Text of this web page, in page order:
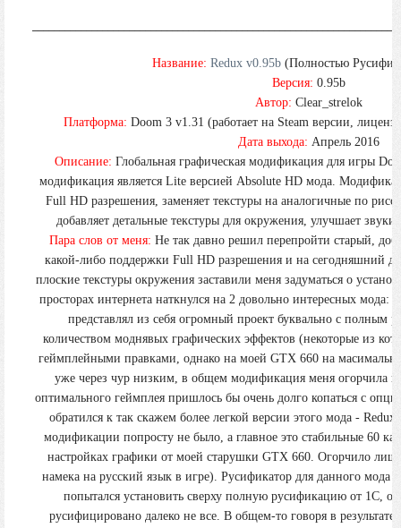
Название: Redux v0.95b(Полностью
Версия: 0.95b
Автор: Clear_strelok
Платформа: Doom 3 v1.31 (работает на Steam версии,
Дата выхода: Апрель 2016
Описание: Глобальная графическая модификация для игры
модификация является Lite версией Absolute HD мода.
Full HD разрешения, заменяет текстуры на аналогичные по
добавляет детальные текстуры для окружения, улучшает
Пара слов от меня: Не так давно решил перепройти старый,
какой-либо поддержки Full HD разрешения и на сегодняшний
плоские текстуры окружения заставили меня задуматься о
просторах интернета наткнулся на 2 довольно интересных мода:
представлял из себя огромный проект буквально с полным
количеством моднявых графических эффектов (некоторые из
геймплейными правками, однако на моей GTX 660 на
уже через чур низким, в общем модификация меня огорчила
оптимального геймплея пришлось бы очень долго копаться с
обратился к так скажем более легкой версии этого мода -
модификации попросту не было, а главное это стабильные 60
настройках графики от моей старушки GTX 660. Огорчило
намека на русский язык в игре). Русификатор для данного мода
попытался установить сверху полную русификацию от 1С,
русифицировано далеко не все. В общем-то говоря в